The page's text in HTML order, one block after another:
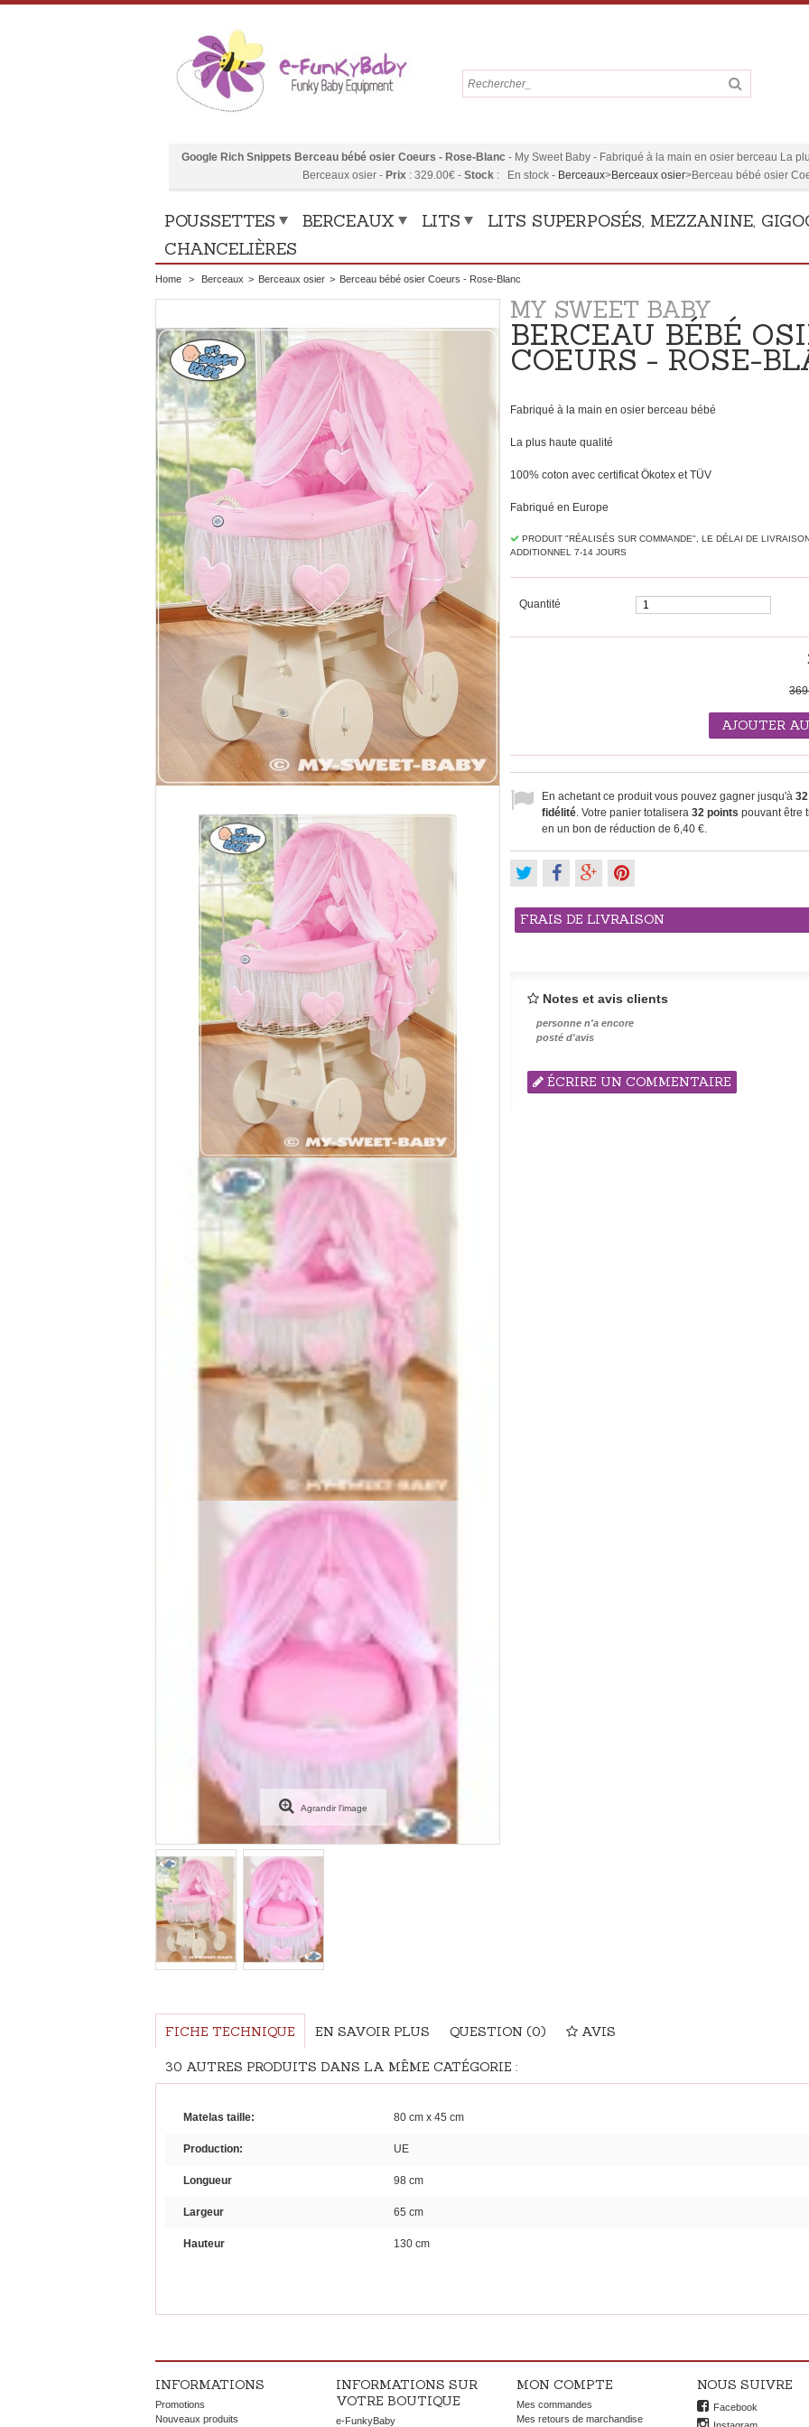
Google Rich Snippets Berceau bébé osier Coeurs - Rose-Blanc - My Sweet Baby- Fabriqué à la main en osier berceau La
Berceaux osier- Prix: 329.00€ - Stock: En stock - Berceaux>Berceaux osier>Berceau bébé osier
POUSSETTES BERCEAUX LITS LITS SUPERPOSÉS, MEZZANINE,
CHANCELIÈRES
Home > Berceaux > Berceaux osier > Berceau bébé osier Coeurs - Rose-Blanc
Agrandir l'image
MY SWEET BABY
BERCEAU BÉBÉ
COEURS - ROSE-
Fabriqué à la main en osier berceau bébé
La plus haute qualité
100% coton avec certificat Ökotex et TÜV
Fabriqué en Europe
PRODUIT "RÉALISÉS SUR ​​COMMANDE", LE DÉLAI DE
ADDITIONNEL 7-14 JOURS
Quantité
AJOUTER
En achetant ce produit vous pouvez gagner jusqu'à 32
fidélité. Votre panier totalisera 32 points pouvant être
en un bon de réduction de 6,40 €.
FRAIS DE LIVRAISON
Notes et avis clients
personne n'a encore
posté d'avis
ÉCRIRE UN COMMENTAIRE
FICHE TECHNIQUE EN SAVOIR PLUS QUESTION (0) AVIS
30 AUTRES PRODUITS DANS LA MÊME CATÉGORIE :
Matelas taille: 80 cm x 45 cm
Production: UE
Longueur 98 cm
Largeur 65 cm
Hauteur 130 cm
INFORMATIONS
Promotions
Nouveaux produits
INFORMATIONS SUR
VOTRE BOUTIQUE
e-FunkyBaby
MON COMPTE
Mes commandes
Mes retours de marchandise
NOUS SUIVRE
Facebook